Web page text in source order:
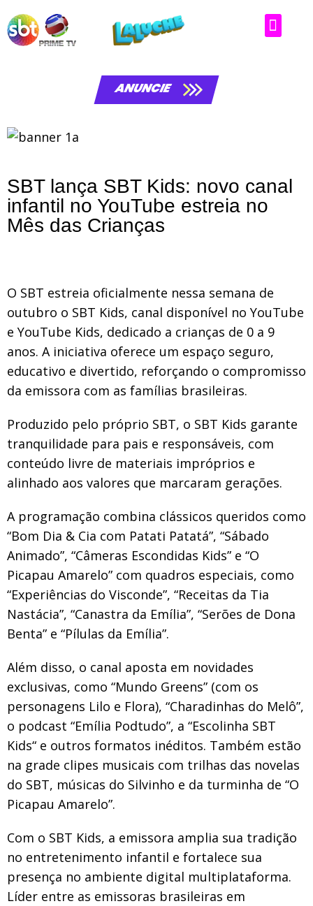
ANUNCIE
SBT lança SBT Kids: novo canal
infantil no YouTube estreia no
Mês das Crianças
O SBT estreia oficialmente nessa semana de
outubro o SBT Kids, canal disponível no YouTube
e YouTube Kids, dedicado a crianças de 0 a 9
anos. A iniciativa oferece um espaço seguro,
educativo e divertido, reforçando o compromisso
da emissora com as famílias brasileiras.
Produzido pelo próprio SBT, o SBT Kids garante
tranquilidade para pais e responsáveis, com
conteúdo livre de materiais impróprios e
alinhado aos valores que marcaram gerações.
A programação combina clássicos queridos como
“Bom Dia & Cia com Patati Patatá”, “Sábado
Animado”, “Câmeras Escondidas Kids” e “O
Picapau Amarelo” com quadros especiais, como
“Experiências do Visconde”, “Receitas da Tia
Nastácia”, “Canastra da Emília”, “Serões de Dona
Benta” e “Pílulas da Emília”.
Além disso, o canal aposta em novidades
exclusivas, como “Mundo Greens” (com os
personagens Lilo e Flora), “Charadinhas do Melô”,
o podcast “Emília Podtudo”, a “Escolinha SBT
Kids“ e outros formatos inéditos. Também estão
na grade clipes musicais com trilhas das novelas
do SBT, músicas do Silvinho e da turminha de “O
Picapau Amarelo”.
Com o SBT Kids, a emissora amplia sua tradição
no entretenimento infantil e fortalece sua
presença no ambiente digital multiplataforma.
Líder entre as emissoras brasileiras em